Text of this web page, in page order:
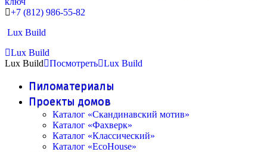
+7 (812) 986-55-82
Lux Build
Lux Build
Lux Build
Посмотреть Lux Build
Пиломатериалы
Проекты домов
Каталог «Скандинавский мотив»
Каталог «Фахверк»
Каталог «Классический»
Каталог «EcoHouse»